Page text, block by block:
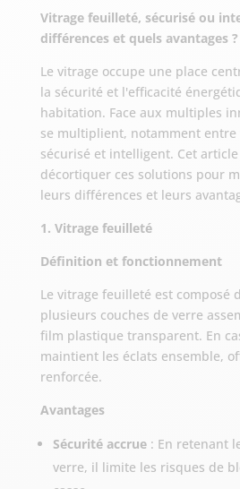
Vitrage feuilleté, sécurisé ou
différences et quels avantages ?
Le vitrage occupe une place
la sécurité et l'efficacité
habitation. Face aux multiples
se multiplient, notamment
sécurisé et intelligent. Cet
décortiquer ces solutions pour
leurs différences et leurs
1. Vitrage feuilleté
Définition et fonctionnement
Le vitrage feuilleté est composé
plusieurs couches de verre
film plastique transparent. En
maintient les éclats ensemble,
renforcée.
Avantages
Sécurité accrue: En retenant
verre, il limite les risques de